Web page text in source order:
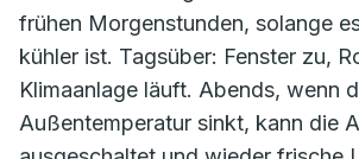
frühen Morgenstunden, solange
kühler ist. Tagsüber: Fenster zu,
Klimaanlage läuft. Abends, wenn
Außentemperatur sinkt, kann die